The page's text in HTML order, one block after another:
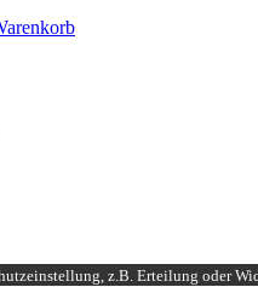
z.B. Erteilung oder